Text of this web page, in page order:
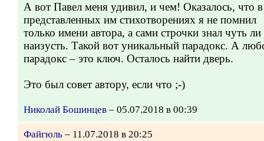
А вот Павел меня удивил, и чем! Оказалось, что в
представленных им стихотворениях я не помнил
только имени автора, а сами строчки знал чуть ли
наизусть. Такой вот уникальный парадокс. А
парадокс – это ключ. Осталось найти дверь.
Это был совет автору, если что ;-)
Николай Бошинцев – 05.07.2018 в 00:39
Файгюль – 11.07.2018 в 20:25